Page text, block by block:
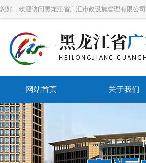
您好，欢迎访问黑龙江省广汇市政设施管理有限公司
网站首页 关于我们